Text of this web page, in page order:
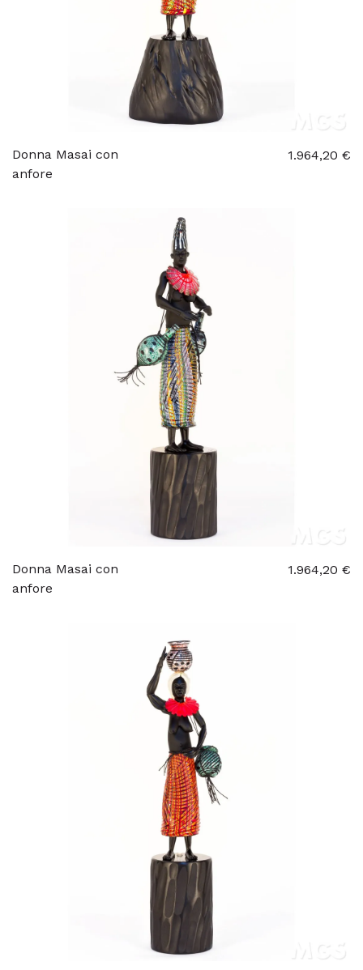
Donna Masai con
anfore
1.964,20 €
Donna Masai con
anfore
1.964,20 €